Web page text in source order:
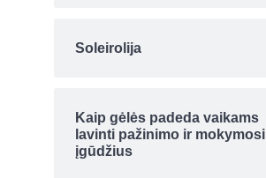
Soleirolija
Kaip gėlės padeda vaikams
lavinti pažinimo ir mokymosi
įgūdžius